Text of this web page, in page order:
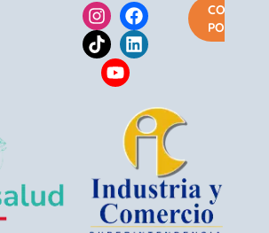
COMPRA
POR